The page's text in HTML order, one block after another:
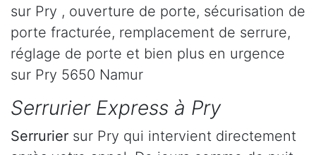
sur Pry , ouverture de porte, sécurisation de
porte fracturée, remplacement de serrure,
réglage de porte et bien plus en urgence
sur Pry 5650 Namur
Serrurier Express à Pry
Serrurier sur Pry qui intervient directement